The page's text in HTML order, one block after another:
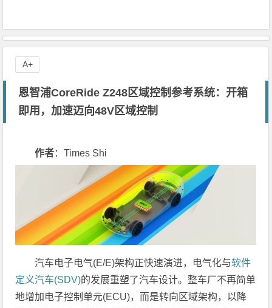
恩智浦CoreRide Z248区域控制参考系统：开箱
即用，加速迈向48V区域控制
作者：Times Shi
汽车电子电气(E/E)架构正快速演进，电气化与软件
定义汽车(SDV)的发展重塑了汽车设计。整车厂不再简单
地增加电子控制单元(ECU)，而是转向区域架构，以降
A+